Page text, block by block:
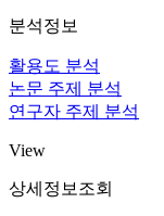
분석정보
활용도 분석
논문 주제 분석
연구자 주제 분석
View
상세정보조회